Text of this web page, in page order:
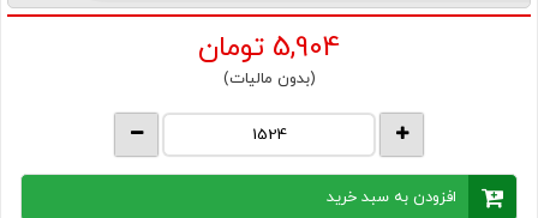
5,904 تومان
(بدون مالیات)
افزودن به سبد خرید